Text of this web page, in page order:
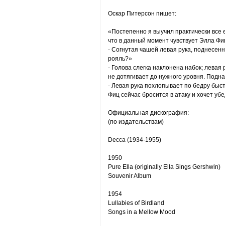
Оскар Питерсон пишет:
«Постепенно я выучил практически
что в данный момент чувствует Элла
- Согнутая чашей левая рука,
рояль?»
- Голова слегка наклонена набок;
не дотягивает до нужного уровня.
- Левая рука похлопывает по бедру
Фиц сейчас бросится в атаку и хочет
Официальная дискография:
(по издательствам)
Decca (1934-1955)
1950
Pure Ella (originally Ella Sings Gershwin)
Souvenir Album
1954
Lullabies of Birdland
Songs in a Mellow Mood